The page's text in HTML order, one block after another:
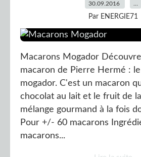
30.09.2016
Par ENERGIE71
Macarons Mogador
macaron de Pierre Hermé :
mogador. C'est un macaron
chocolat au lait et le fruit de
mélange gourmand à la fois
Pour +/- 60 macarons
macarons...